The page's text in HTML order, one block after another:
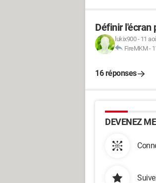
Définir l'écran
lukix900- 11
FireMKM-
16 réponses
DEVENEZ